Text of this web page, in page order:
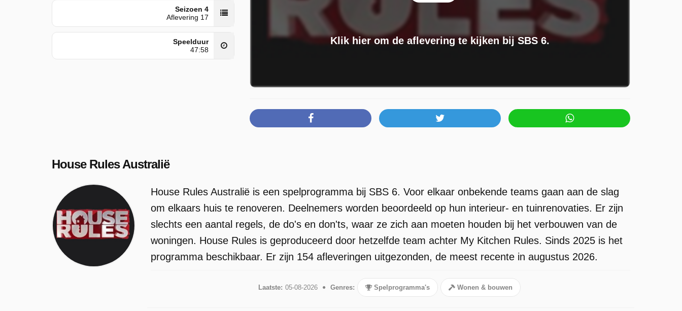
Seizoen 4
Aflevering 17
Speelduur
47:58
Klik hier om de aflevering te kijken bij SBS 6.
House Rules Australië
House Rules Australië is een spelprogramma bij SBS 6. Voor elkaar onbekende teams gaan aan de slag
om elkaars huis te renoveren. Deelnemers worden beoordeeld op hun interieur- en tuinrenovaties. Er zijn
slechts een aantal regels, de do's en don'ts, waar ze zich aan moeten houden bij het verbouwen van de
woningen. House Rules is geproduceerd door hetzelfde team achter My Kitchen Rules. Sinds 2025 is het
programma beschikbaar. Er zijn 154 afleveringen uitgezonden, de meest recente in augustus 2026.
Laatste: 05-08-2026 Genres: Spelprogramma's Wonen & bouwen